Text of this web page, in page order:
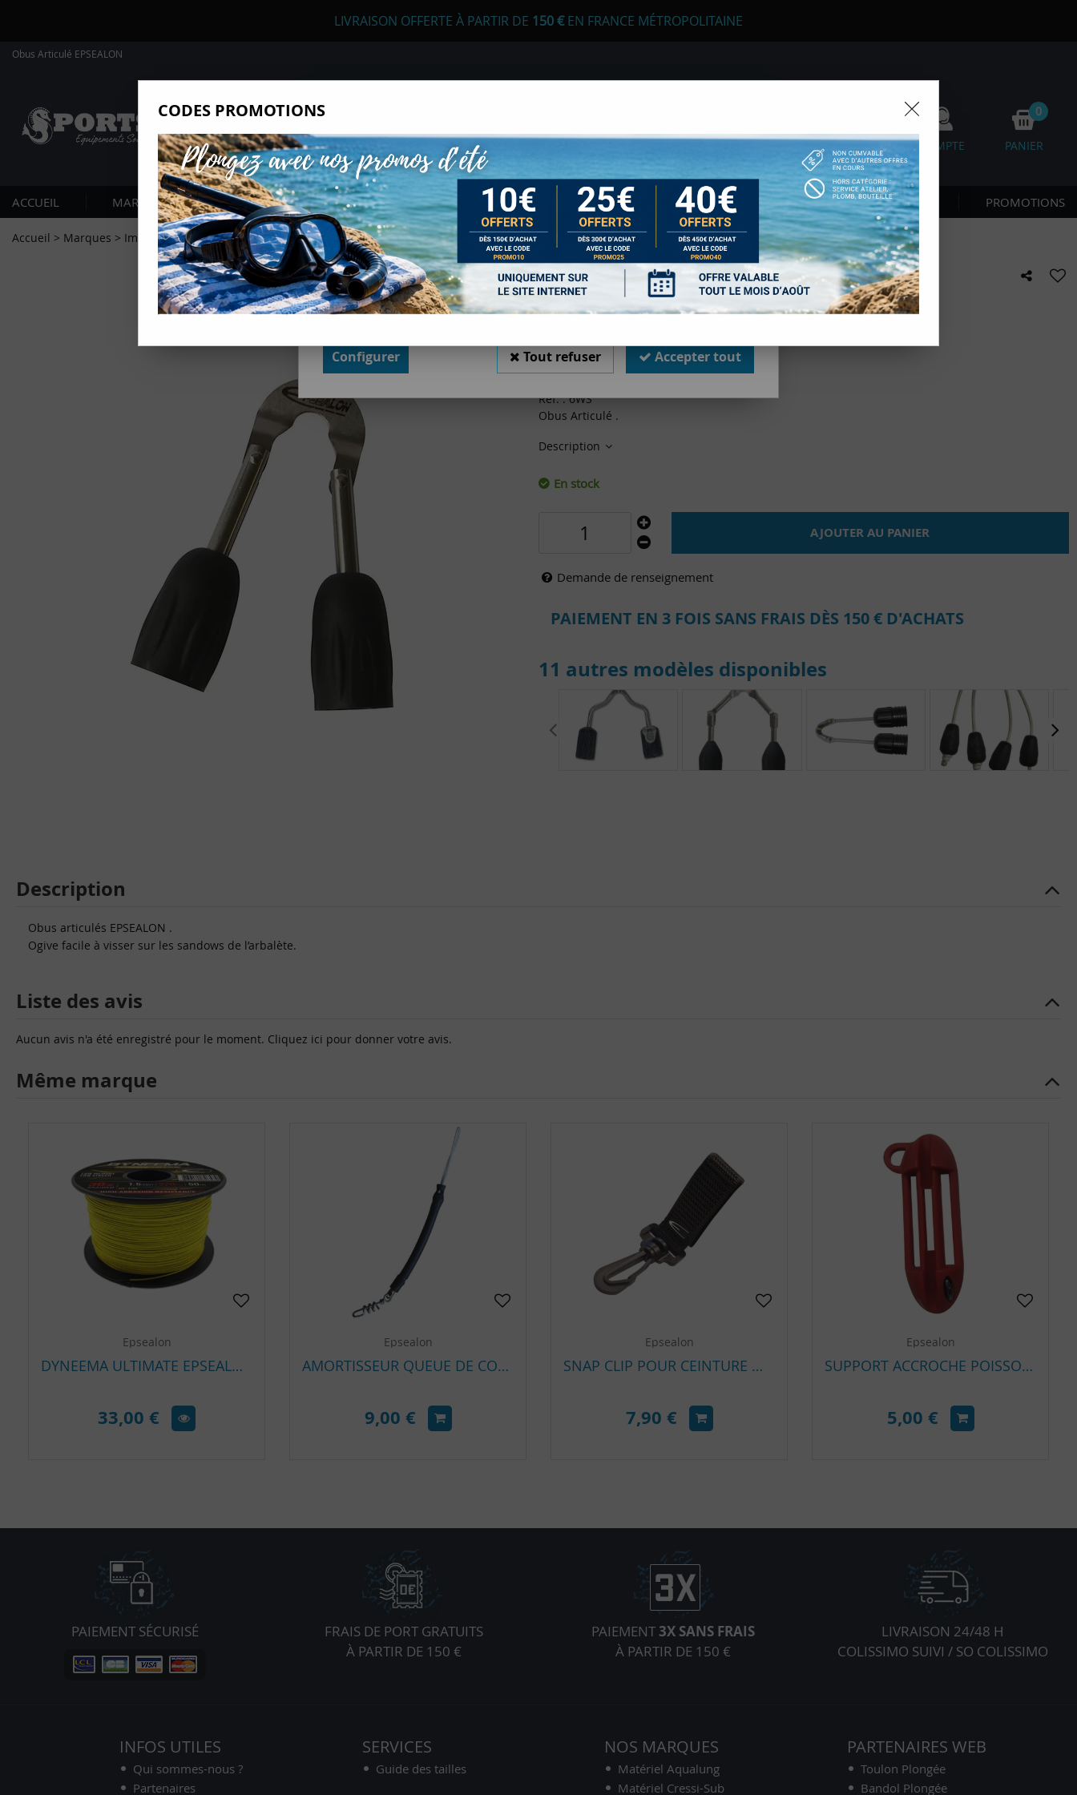
LIVRAISON OFFERTE À PARTIR DE 150 €EN FRANCE MÉTROPOLITAINE
Obus Articulé EPSEALON
FAVORIS COMPTE
0
PANIER
ACCUEIL MARQUES PLONGÉE SOUS-MARINE APNÉE CHASSE SOUS-MARINE LONGE CÔTE & NAGE NOUVEAUTÉS PROMOTIONS
Accueil > Marques > Imersion >Obus Articulé EPSEALON
OBUS ARTICULÉ EPSEALON
12,00 TTC
Réf. :6WS
Obus Articulé .
Description
En stock
AJOUTER AU PANIER
Demande de renseignement
PAIEMENT EN 3 FOIS SANS FRAIS DÈS 150 € D'ACHATS
11 autres modèles disponibles
Description
Obus articulés EPSEALON .
Ogive facile à visser sur les sandows de l’arbalète.
Liste des avis
Aucun avis n'a été enregistré pour le moment. Cliquez ici pour donner votre avis.
Même marque
Epsealon
DYNEEMA ULTIMATE EPSEALON 1.5 MM – BOBINE 50 M RÉSISTANCE 220 DAN
33,00 €
Epsealon
AMORTISSEUR QUEUE DE COCHON EPSEALON
9,00 €
Epsealon
SNAP CLIP POUR CEINTURE MAGNÉTIQUE EPSEALON TACTICAL – MOUSQUETON AVEC ÉMERILLON
7,90 €
Epsealon
SUPPORT ACCROCHE POISSON EPSEALON ROUGE
5,00 €
PAIEMENT SÉCURISÉ
FRAIS DE PORT GRATUITS
À PARTIR DE 150 €
PAIEMENT3X SANS FRAIS
À PARTIR DE 150 €
LIVRAISON 24/48 H
COLISSIMO SUIVI / SO COLISSIMO
INFOS UTILES
Qui sommes-nous ?
Partenaires
SERVICES
Guide des tailles
NOS MARQUES
Matériel Aqualung
Matériel Cressi-Sub
PARTENAIRES WEB
Toulon Plongée
Bandol Plongée
Nous autorisez-vous à utiliser vos cookies ?
Ils nous seront utiles pour :
Améliorer l'interface et les fonctionnalités du site
Mesurer les campagnes marketing et proposer des mises à jour sur nos
produits
Gérer l'authentification et surveiller les erreurs techniques
Certains cookies sont nécessaires à des fins techniques, ils sont donc dispensés de consentement. D'autres,
non obligatoires, peuvent être utilisés pour la personnalisation des annonces et du contenu, la mesure des
annonces et du contenu, la connaissance de l'audience et le développement de produits, les données de
géolocalisation précises et l'identification par le balayage de l'appareil, le stockage et/ou l'accès aux
informations sur un appareil. Si vous donnez votre consentement, celui-ci sera valable sur l’ensemble des sous-
domaines de Sports Med. Vous disposez de la possibilité de retirer votre consentement à tout moment en
cliquant sur le widget en bas à droite de la page. Pour en savoir plus, consulter notre politique de cookie.
Configurer Tout refuser Accepter tout
CODES PROMOTIONS